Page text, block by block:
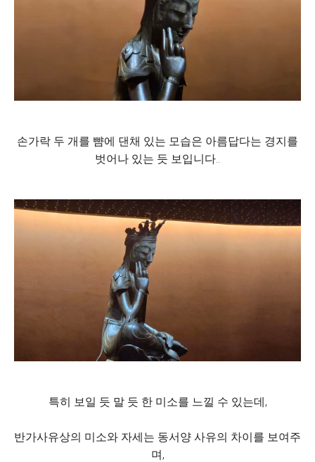
손가락 두 개를 뺨에 댄채 있는 모습은 아름답다는 경지를
벗어나 있는 듯 보입니다..
특히 보일 듯 말 듯 한 미소를 느낄 수 있는데,
반가사유상의 미소와 자세는 동서양 사유의 차이를 보여주
며,